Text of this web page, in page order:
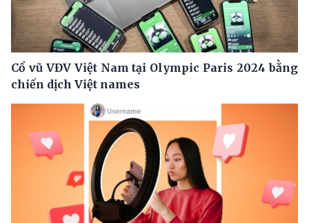
Cổ vũ VĐV Việt Nam tại Olympic Paris 2024 bằng
chiến dịch Việt names